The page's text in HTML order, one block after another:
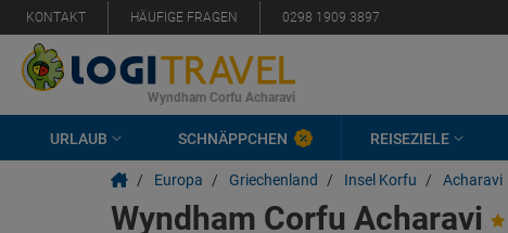
KONTAKT HÄUFIGE FRAGEN 0298 1909 3897
Wyndham Corfu Acharavi
URLAUB SCHNÄPPCHEN REISEZIELE
/ Europa / Griechenland / Insel Korfu / Acharavi
Wyndham Corfu Acharavi